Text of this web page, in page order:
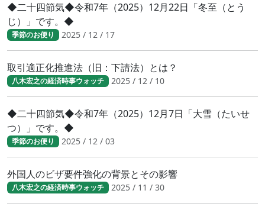
◆二十四節気◆令和7年（2025）12月22日「冬至（とう
じ）」です。◆
季節のお便り 2025 / 12 / 17
取引適正化推進法（旧：下請法）とは？
八木宏之の経済時事ウォッチ 2025 / 12 / 10
◆二十四節気◆令和7年（2025）12月7日「大雪（たいせ
つ）」です。◆
季節のお便り 2025 / 12 / 03
外国人のビザ要件強化の背景とその影響
八木宏之の経済時事ウォッチ 2025 / 11 / 30